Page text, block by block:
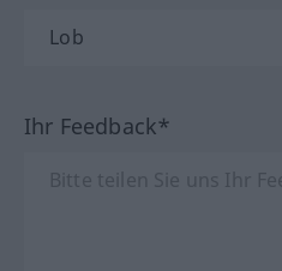
Ihr Feedback*